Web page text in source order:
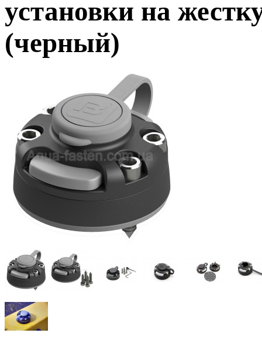
установки на
(черный)